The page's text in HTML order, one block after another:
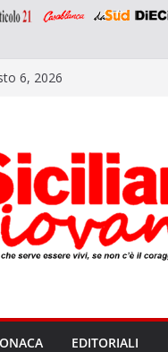
6, 2026
EDITORIALI